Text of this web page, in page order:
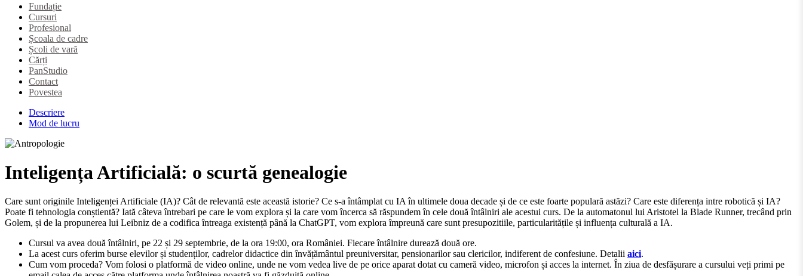
Fundație
Cursuri
Profesional
Școala de cadre
Școli de vară
Cărți
PanStudio
Contact
Povestea
Descriere
Mod de lucru
Inteligența Artificială: o scurtă genealogie
Care sunt originile Inteligenței Artificiale (IA)? Cât de relevantă este această istorie? Ce s-a întâmplat cu IA în ultimele doua decade și de ce este foarte populară astăzi? Care este diferența intre robotică și IA?
Poate fi tehnologia conștientă? Iată câteva întrebari pe care le vom explora și la care vom încerca să răspundem în cele două întâlniri ale acestui curs. De la automatonul lui Aristotel la Blade Runner, trecând prin
Golem, și de la propunerea lui Leibniz de a codifica întreaga existență până la ChatGPT, vom explora împreună care sunt presupozitiile, particularitățile și influența culturală a IA.
Cursul va avea două întâlniri, pe 22 și 29 septembrie, de la ora 19:00, ora României. Fiecare întâlnire durează două ore.
La acest curs oferim burse elevilor și studenților, cadrelor didactice din învățământul preuniversitar, pensionarilor sau clericilor, indiferent de confesiune. Detalii aici.
Cum vom proceda? Vom folosi o platformă de video online, unde ne vom vedea live de pe orice aparat dotat cu cameră video, microfon și acces la internet. În ziua de desfășurare a cursului veți primi pe